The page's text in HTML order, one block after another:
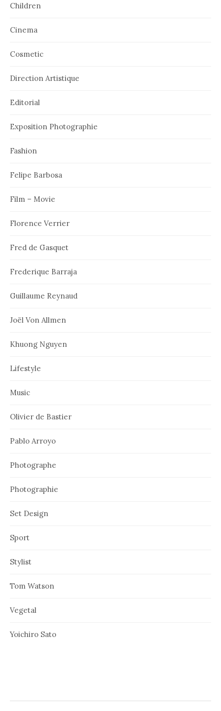
Children
Cinema
Cosmetic
Direction Artistique
Editorial
Exposition Photographie
Fashion
Felipe Barbosa
Film – Movie
Florence Verrier
Fred de Gasquet
Frederique Barraja
Guillaume Reynaud
Joël Von Allmen
Khuong Nguyen
Lifestyle
Music
Olivier de Bastier
Pablo Arroyo
Photographe
Photographie
Set Design
Sport
Stylist
Tom Watson
Vegetal
Yoichiro Sato